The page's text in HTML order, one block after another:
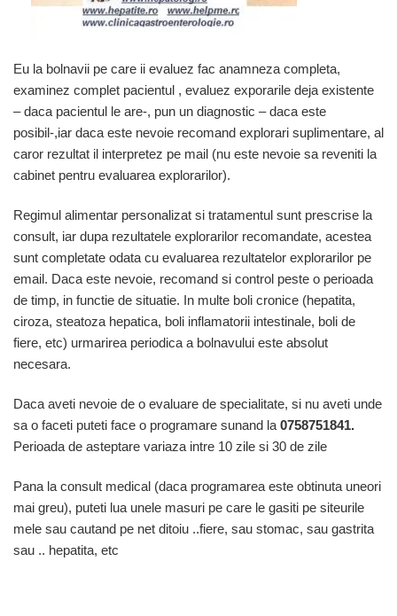
Eu la bolnavii pe care ii evaluez fac anamneza completa,
examinez complet pacientul , evaluez exporarile deja existente
– daca pacientul le are-, pun un diagnostic – daca este
posibil-,iar daca este nevoie recomand explorari suplimentare, al
caror rezultat il interpretez pe mail (nu este nevoie sa reveniti la
cabinet pentru evaluarea explorarilor).
Regimul alimentar personalizat si tratamentul sunt prescrise la
consult, iar dupa rezultatele explorarilor recomandate, acestea
sunt completate odata cu evaluarea rezultatelor explorarilor pe
email. Daca este nevoie, recomand si control peste o perioada
de timp, in functie de situatie. In multe boli cronice (hepatita,
ciroza, steatoza hepatica, boli inflamatorii intestinale, boli de
fiere, etc) urmarirea periodica a bolnavului este absolut
necesara.
Daca aveti nevoie de o evaluare de specialitate, si nu aveti unde
sa o faceti puteti face o programare sunand la 0758751841.
Perioada de asteptare variaza intre 10 zile si 30 de zile
Pana la consult medical (daca programarea este obtinuta uneori
mai greu), puteti lua unele masuri pe care le gasiti pe siteurile
mele sau cautand pe net ditoiu ..fiere, sau stomac, sau gastrita
sau .. hepatita, etc